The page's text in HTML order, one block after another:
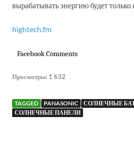
вырабатывать энергию будет только
hightech.fm
Facebook Comments
Просмотры: 1 632
TAGGED PANASONIC
СОЛНЕЧНЫЕ
СОЛНЕЧНЫЕ ПАНЕЛИ